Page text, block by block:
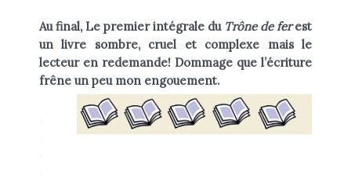
Au final, Le premier intégrale du Trône de ferest
un livre sombre, cruel et complexe mais le
lecteur en redemande! Dommage que l’écriture
frêne un peu mon engouement.
.
.
.
.